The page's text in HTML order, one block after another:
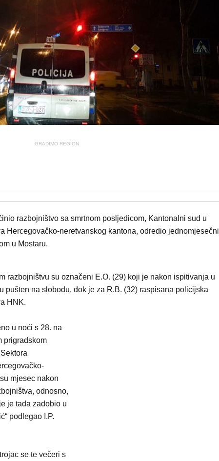
GRADIMO REGION
razbojništvo sa smrtnom posljedicom, Kantonalni sud u
Hercegovačko-neretvanskog kantona, odredio jednomjesečni
u Mostaru.
razbojništvu su označeni E.O. (29) koji je nakon ispitivanja u
pušten na slobodu, dok je za R.B. (32) raspisana policijska
HNK.
u noći s 28. na
prigradskom
mjesec nakon
odnosno,
je tada zadobio u
podlegao I.P.
se te večeri s